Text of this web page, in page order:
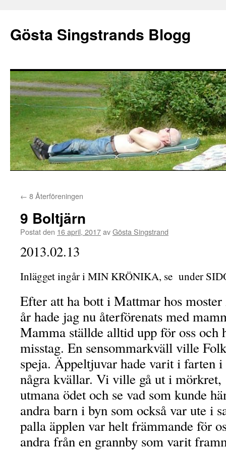
Gösta Singstrands Blogg
till
innehåll
← 8 Återföreningen
9 Boltjärn
Postat den 16 april, 2017avGösta Singstrand
2013.02.13
Inlägget ingår i MIN KRÖNIKA, se under
Efter att ha bott i Mattmar hos
år hade jag nu återförenats med
Mamma ställde alltid upp för oss och
misstag. En sensommarkväll ville
speja. Äppeltjuvar hade varit i farten i
några kvällar. Vi ville gå ut i
utmana ödet och se vad som kunde
andra barn i byn som också var ute i
palla äpplen var helt främmande för
andra från en grannby som varit